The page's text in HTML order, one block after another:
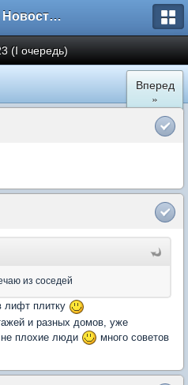
Форум Новостройки
(I очередь)
Вперед
»
из соседей
лифт плитку
и разных домов, уже
плохие люди
много советов